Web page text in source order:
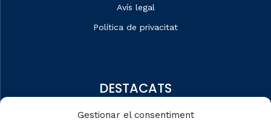
Gestionar el consentiment
Avís legal
Política de privacitat
DESTACATS